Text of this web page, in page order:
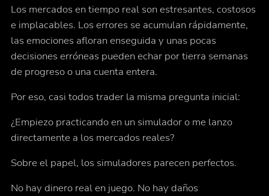
Los mercados en tiempo real son estresantes, costosos
e implacables. Los errores se acumulan rápidamente,
las emociones afloran enseguida y unas pocas
decisiones erróneas pueden echar por tierra semanas
de progreso o una cuenta entera.
Por eso, casi todos trader la misma pregunta inicial:
¿Empiezo practicando en un simulador o me lanzo
directamente a los mercados reales?
Sobre el papel, los simuladores parecen perfectos.
No hay dinero real en juego. No hay daños